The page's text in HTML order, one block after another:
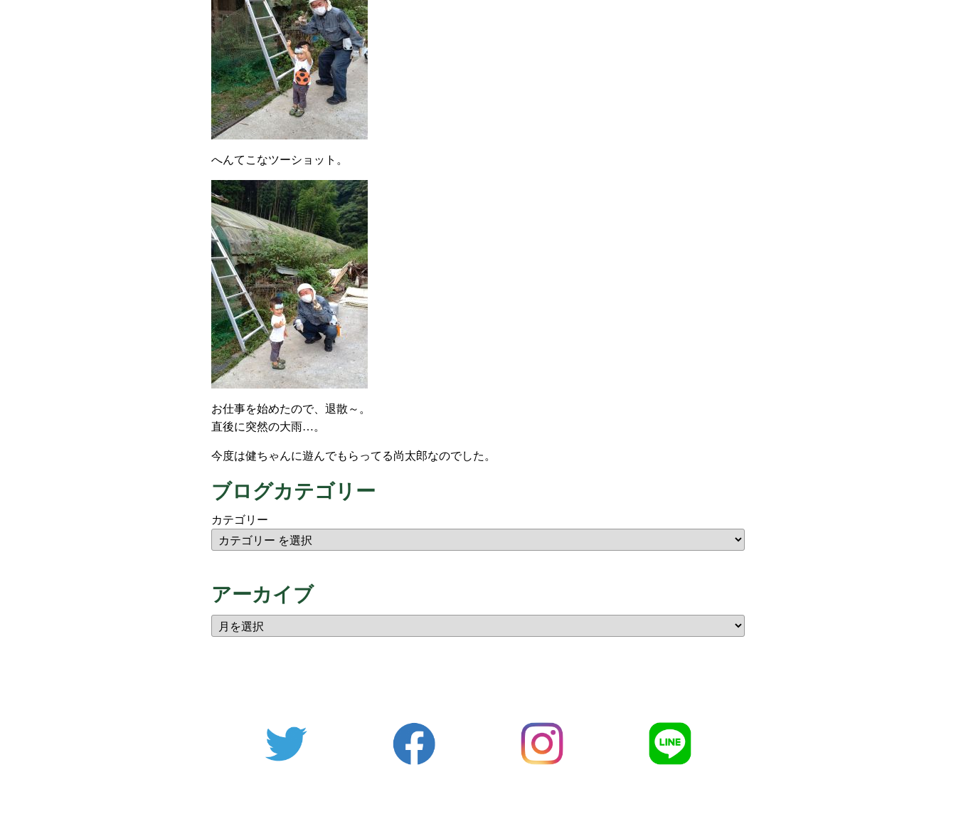
へんてこなツーショット。
お仕事を始めたので、退散～。
直後に突然の大雨…。
今度は健ちゃんに遊んでもらってる尚太郎なのでした。
ブログカテゴリー
カテゴリー
アーカイブ